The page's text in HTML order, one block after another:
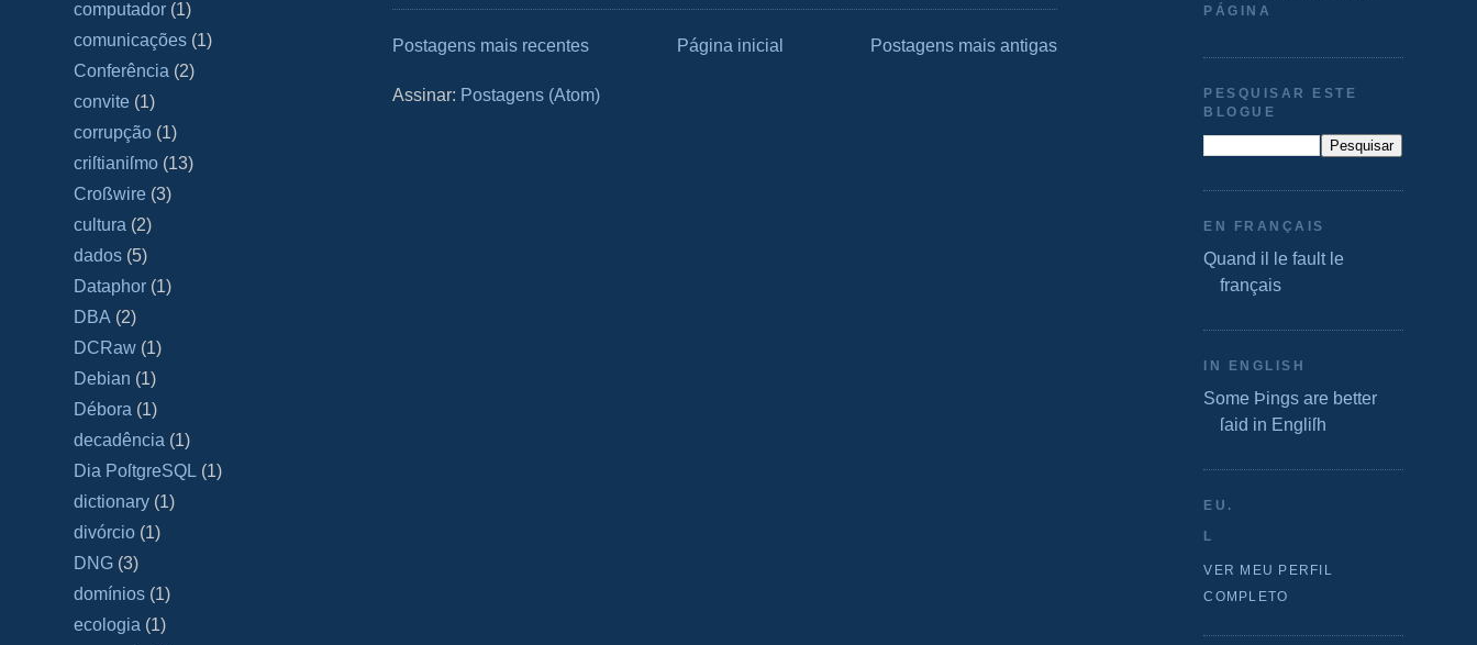
computador (1)
comunicações (1)
Conferência (2)
convite (1)
corrupção (1)
criſtianiſmo (13)
Croßwire (3)
cultura (2)
dados (5)
Dataphor (1)
DBA (2)
DCRaw (1)
Debian (1)
Débora (1)
decadência (1)
Dia PoſtgreSQL (1)
dictionary (1)
divórcio (1)
DNG (3)
domínios (1)
ecologia (1)
Postagens mais recentes Postagens mais antigas
Página inicial
Assinar: Postagens (Atom)
PÁGINA
PESQUISAR ESTE
BLOGUE
EN FRANÇAIS
Quand il le fault le
français
IN ENGLISH
Some Þings are better
ſaid in Engliſh
EU.
L
VER MEU PERFIL
COMPLETO